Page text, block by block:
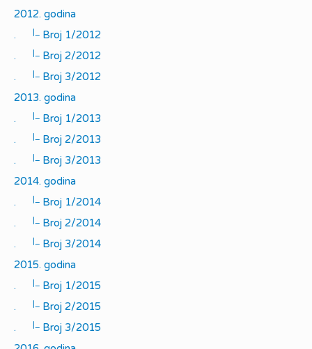
2012. godina
.
|_
Broj 1/2012
.
|_
Broj 2/2012
.
|_
Broj 3/2012
2013. godina
.
|_
Broj 1/2013
.
|_
Broj 2/2013
.
|_
Broj 3/2013
2014. godina
.
|_
Broj 1/2014
.
|_
Broj 2/2014
.
|_
Broj 3/2014
2015. godina
.
|_
Broj 1/2015
.
|_
Broj 2/2015
.
|_
Broj 3/2015